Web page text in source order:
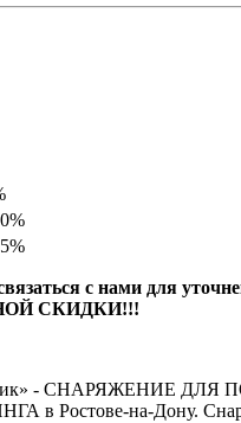
с нами для
СКИДКИ!!!
- СНАРЯЖЕНИЕ ДЛЯ
в Ростове-на-Дону.